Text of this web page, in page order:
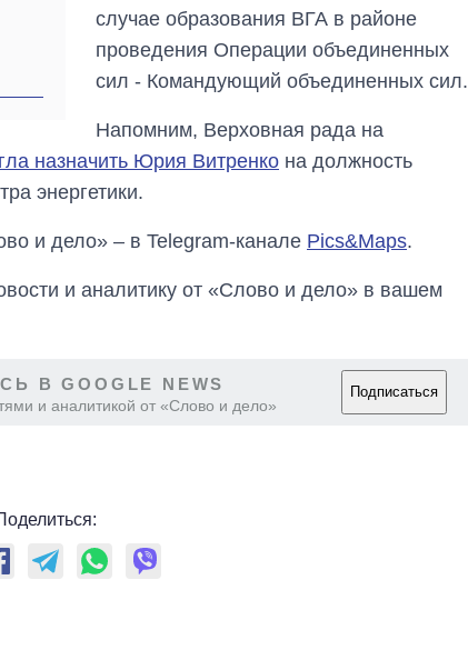
случае образования ВГА в районе
проведения Операции объединенных
сил - Командующий объединенных сил.
Напомним, Верховная рада на
назначить Юрия Витренко на должность
энергетики.
и дело» – в Telegram-канале Pics&Maps.
и аналитику от «Слово и дело» в вашем
В GOOGLE NEWS
и аналитикой от «Слово и дело»
Подписаться